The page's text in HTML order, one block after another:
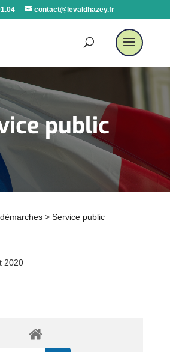
contact@levaldhazey.fr
public
> Service public
2020